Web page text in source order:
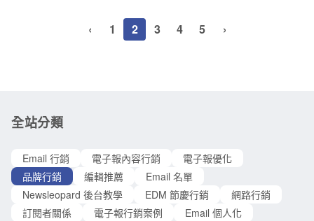
象：確立品牌第一印象，展現對會員的重視（以客為尊）。 4.
告知：提供新會員註冊關係的基調。 5. 優惠：以折價優惠與提
是掌握現今網路消費者行為，習慣在不同載具間反覆流動接受
訊息，如電視、電腦、平板和手機等，因此「跨螢行銷」將是
成，台灣已躍居亞洲區跨螢市場的第三名。隨著消費者行為的
複雜化，品牌與消費者溝通與過往有著極大的不同，也表示我
加坡的蝦皮購物，在台灣行動市場裡的成功經驗。 借力使
力，免費商機新勢力 蝦皮搭載社群媒體的行銷商機，隨著
Facebook 陸續推出粉絲專頁的「商店」和「商品買
‹ 1 2 3 4 5 ›
全站分類
Email 行銷 電子報內容行銷
電子報優化
品牌行銷
編輯推薦
Email 名單
Newsleopard 後台教學
EDM 節慶行銷
網路行銷
訂閱者關係
電子報行銷案例
Email 個人化